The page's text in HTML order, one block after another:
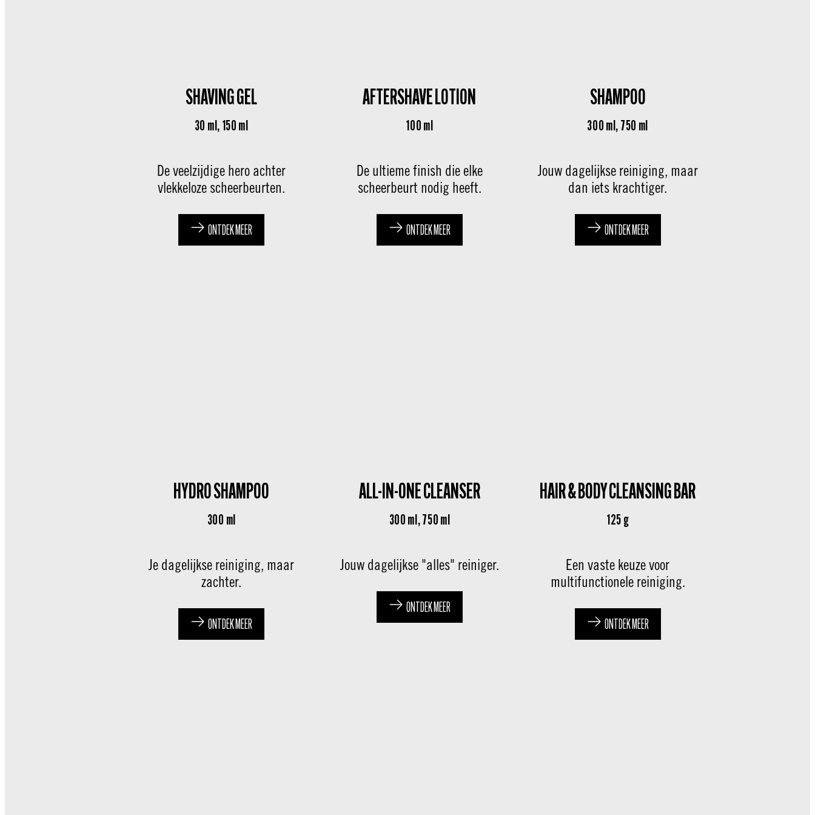
SHAVING GEL
30 ml, 150 ml
De veelzijdige hero achter
vlekkeloze scheerbeurten.
ONTDEK MEER
AFTERSHAVE LOTION
100 ml
De ultieme finish die elke
scheerbeurt nodig heeft.
ONTDEK MEER
SHAMPOO
300 ml, 750 ml
Jouw dagelijkse reiniging, maar
dan iets krachtiger.
ONTDEK MEER
HYDRO SHAMPOO​
300 ml
Je dagelijkse reiniging, maar
zachter.
ONTDEK MEER
ALL-IN-ONE CLEANSER
300 ml, 750 ml
Jouw dagelijkse "alles" reiniger.
ONTDEK MEER
HAIR & BODY CLEANSING BAR
125 g
Een vaste keuze voor
multifunctionele reiniging.
ONTDEK MEER